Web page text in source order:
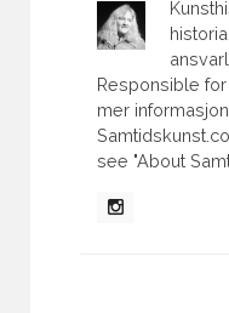
Responsible
mer
see "About